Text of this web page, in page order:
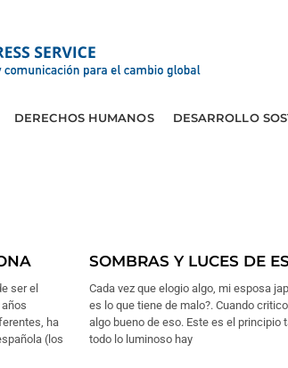
DERECHOS HUMANOS DESARROLLO
ser el
años
ha
(los
SOMBRAS Y LUCES DE
Cada vez que elogio algo, mi esposa
es lo que tiene de malo?. Cuando
algo bueno de eso. Este es el principio
todo lo luminoso hay